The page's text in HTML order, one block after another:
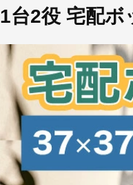
1台2役 宅配ボ